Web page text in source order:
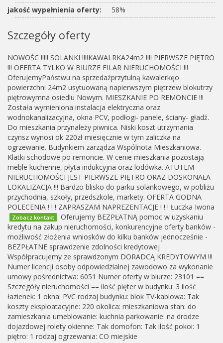
jakość wypełnienia oferty:
58%
Szczegóły oferty
NOWOŚC !!!!! SOLANKI !!!!KAWALRKA24m2 !!!! PIERWSZE PIĘTRO
!!! OFERTA TYLKO W BIURZE FILAR NIERUCHOMOŚCI !!!
OferujemyPaństwu na sprzedażprzytulną kawalerkęo
powierzchni 24m2 usytuowaną napierwszym piętrzew blokutrzy
piętrowymna osiedlu Nowym. MIESZKANIE PO REMONCIE !!!
Została wymieniona instalacja elektryczna oraz
wodnokanalizacyjna, okna PCV, podłogi- panele, ściany- gładź.
Do mieszkania przynależy piwnica. Niski koszt utrzymania
czynsz wynosi ok 220zł miesięcznie w tym zaliczka na
ogrzewanie. Budynkiem zarządza Wspólnota Mieszkaniowa.
Klatki schodowe po remoncie. W cenie mieszkania pozostają
meble kuchenne, płyta indukcyjna oraz lodówka. ATUTEM
NIERUCHOMOŚCI JEST PIERWSZE PIĘTRO ORAZ DOSKONAŁA
LOKALIZACJA !!! Bardzo blisko do parku solankowego, w pobliżu
przychodnia, szkoły, przedszkole, markety. OFERTA GODNA
POLECENIA ! ! ! ZAPRASZAM NAPREZENTACJE ! ! ! Łuczka Iwona
Zobacz kontakt
Oferujemy BEZPŁATNĄ pomoc w uzyskaniu
kredytu na zakup nieruchomości, konkurencyjne oferty banków -
możliwość złożenia wniosków do kilku banków jednocześnie -
BEZPŁATNE sprawdzenie zdolności kredytowej
Współpracujemy ze sprawdzonym DORADCĄ KREDYTOWYM !!!
Numer licencji osoby odpowiedzialnej zawodowo za wykonanie
umowy pośrednictwa: 6051 Numer oferty w biurze: 23101 ==
Szczegóły nieruchomości == ilość pięter w budynku: 3 ilość
łazienek: 1 okna: PVC rodzaj budynku: blok TV-kablowa: Tak
koszty eksploatacyjne: 220 okolica: mieszkaniowa stan: do
zamieszkania umeblowanie: kuchnia parkowanie: na drodze
dojazdowej rolety okienne: Tak domofon: Tak ilość pokoi: 1
piętro: 1 rodzaj ogrzewania: CO miejskie